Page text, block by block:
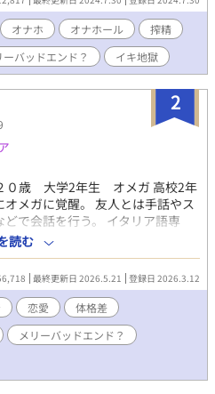
オナホ オナホール
搾精
ーバッドエンド？ イキ地獄
2
０歳 大学2年生 オメガ 高校2年
メガに覚醒。 友人とは手話やス
で会話を行う。 イタリア語専
ている。 オメガバースの日、近
されてしまう。 そのショックか
勝也（スズキカツヤ）35歳 鳶職
、柔道部の顧問であり、幸広をレ
として学生の育成に励んでい
けてしまい教え子のレイプす
蔽されたが自らの意思で学生を
判断し教師を辞職。 現在は鳶職
けている。 幸広が通い始めたジ
読む
最終更新日 2026.5.21 登録日 2026.3.12
恋愛
体格差
メリーバッドエンド？